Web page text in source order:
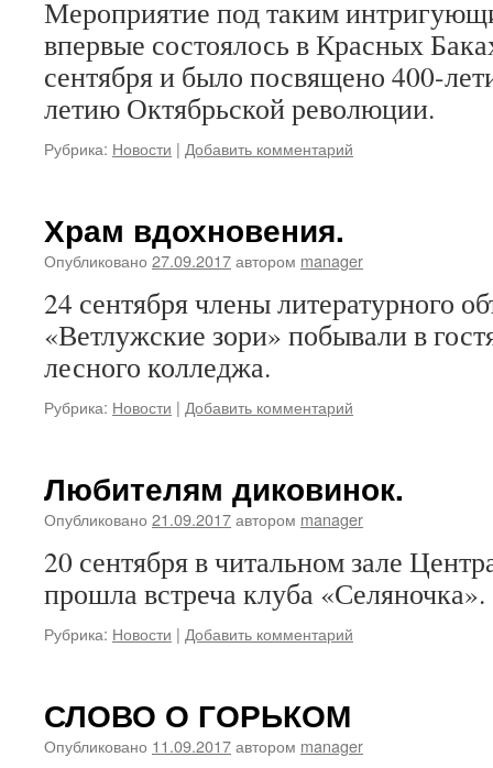
Мероприятие под таким
впервые состоялось в Красных
сентября и было посвящено 400-
летию Октябрьской революции.
Рубрика: Новости | Добавить комментарий
Храм вдохновения.
Опубликовано 27.09.2017автором manager
24 сентября члены литературного
«Ветлужские зори» побывали в
лесного колледжа.
Рубрика: Новости | Добавить комментарий
Любителям диковинок.
Опубликовано 21.09.2017автором manager
20 сентября в читальном зале
прошла встреча клуба «Селяночка».
Рубрика: Новости | Добавить комментарий
СЛОВО О ГОРЬКОМ
Опубликовано 11.09.2017автором manager